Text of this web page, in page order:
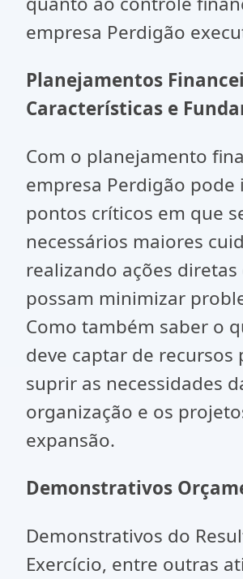
empresa Perdigão
Planejamentos
Características e
Com o planejamento
empresa Perdigão
pontos críticos em que
necessários maiores
realizando ações diretas
possam minimizar
Como também saber o
deve captar de recursos
suprir as necessidades
organização e os
expansão.
Demonstrativos
Demonstrativos do
Exercício, entre outras